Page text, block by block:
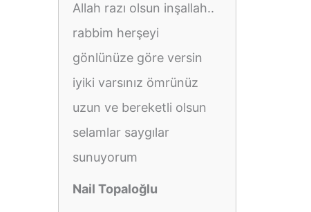
Allah razı olsun inşallah..
rabbim herşeyi
gönlünüze göre versin
iyiki varsınız ömrünüz
uzun ve bereketli olsun
selamlar saygılar
sunuyorum
Nail Topaloğlu